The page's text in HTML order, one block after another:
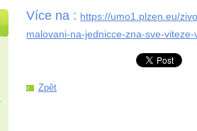
Více na : https://umo1.plzen.eu/
malovani-na-jednicce-zna-sve-
Zpět